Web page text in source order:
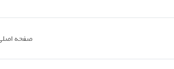
صفحه